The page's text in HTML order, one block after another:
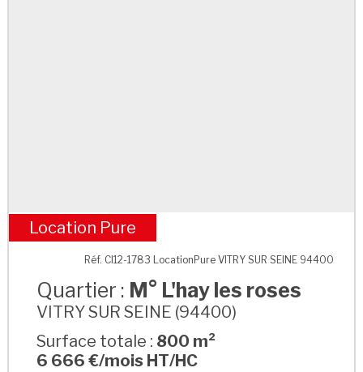
M° L'hay les roses
Location Pure
Réf. CI12-1783 LocationPure VITRY SUR SEINE 94400
Quartier : M° L'hay les roses
VITRY SUR SEINE (94400)
Surface totale : 800 m²
6 666 €/mois HT/HC